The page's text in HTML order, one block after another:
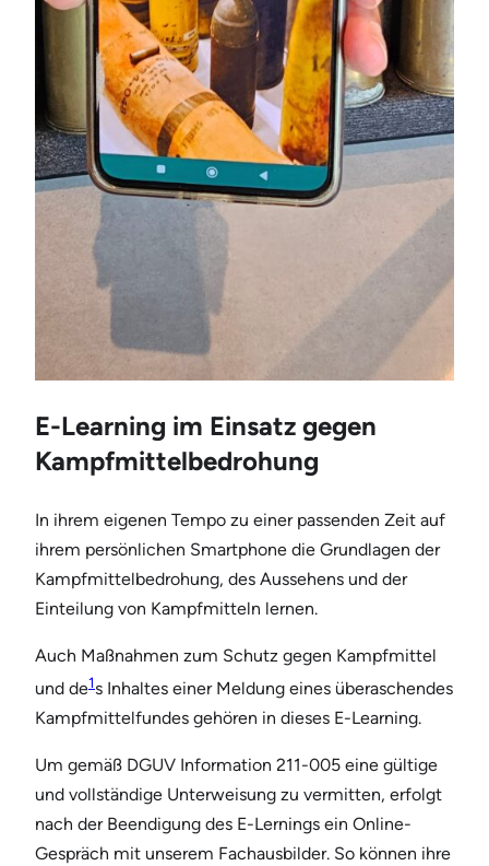
E-Learning im Einsatz gegen
Kampfmittelbedrohung
In ihrem eigenen Tempo zu einer passenden Zeit auf
ihrem persönlichen Smartphone die Grundlagen der
Kampfmittelbedrohung, des Aussehens und der
Einteilung von Kampfmitteln lernen.
Auch Maßnahmen zum Schutz gegen Kampfmittel
und de1s Inhaltes einer Meldung eines überaschendes
Kampfmittelfundes gehören in dieses E-Learning.
Um gemäß DGUV Information 211-005 eine gültige
und vollständige Unterweisung zu vermitten, erfolgt
nach der Beendigung des E-Lernings ein Online-
Gespräch mit unserem Fachausbilder. So können ihre